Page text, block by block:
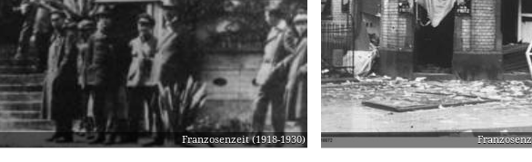
Franzosenzeit (1918-1930)